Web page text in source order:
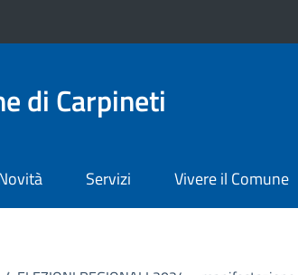
di Carpineti
Servizi Vivere il Comune